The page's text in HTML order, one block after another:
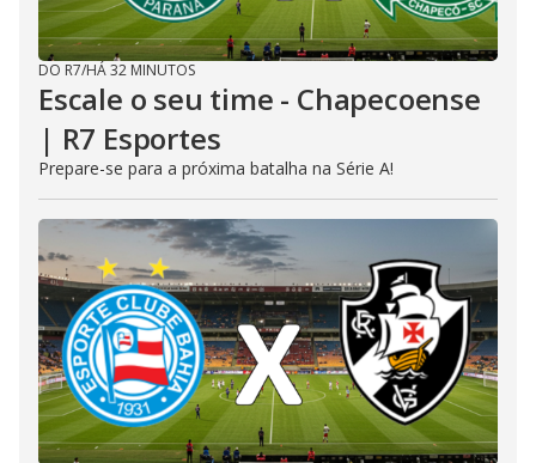
DO R7/HÁ 32 MINUTOS
Escale o seu time - Chapecoense
| R7 Esportes
Prepare-se para a próxima batalha na Série A!